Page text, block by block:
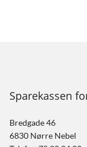
Sparekassen
Bredgade 46
6830 Nørre Nebel